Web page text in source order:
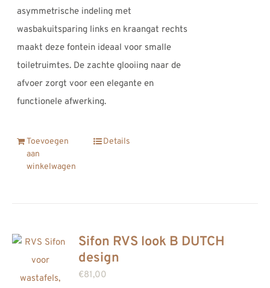
asymmetrische indeling met
wasbakuitsparing links en kraangat rechts
maakt deze fontein ideaal voor smalle
toiletruimtes. De zachte glooiing naar de
afvoer zorgt voor een elegante en
functionele afwerking.
Toevoegen
aan
winkelwagen
Details
Sifon RVS look B DUTCH
design
€81,00